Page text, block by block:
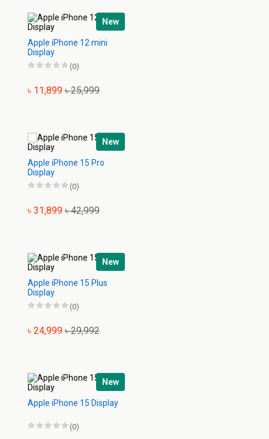
New
Apple iPhone 12 mini
Display
(0)
৳ 11,899 ৳ 25,999
New
Apple iPhone 15 Pro
Display
(0)
৳ 31,899 ৳ 42,999
New
Apple iPhone 15 Plus
Display
(0)
৳ 24,999 ৳ 29,992
New
Apple iPhone 15 Display
(0)